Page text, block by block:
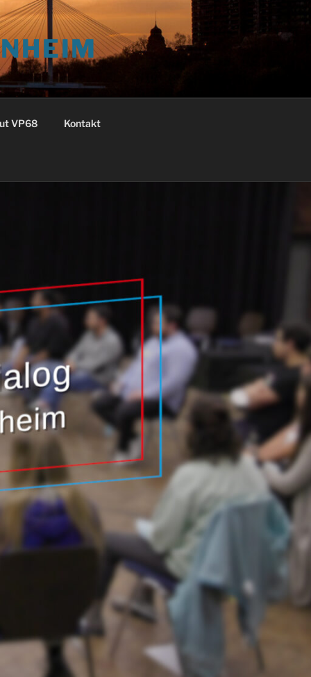
VP68 Kontakt